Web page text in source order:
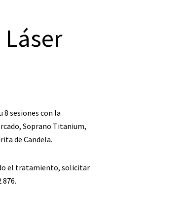
8 sesiones con la
Soprano Titanium,
de Candela.
el tratamiento, solicitar